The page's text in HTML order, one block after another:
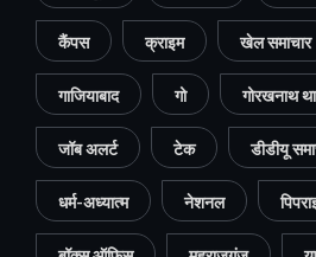
कैंपस क्राइम खेल समाचार
गाजियाबाद गो गोरखनाथ
जॉब अलर्ट टेक डीडीयू
धर्म-अध्यात्म नेशनल